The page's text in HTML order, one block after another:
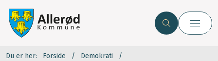
Du er her: Forside
Demokrati